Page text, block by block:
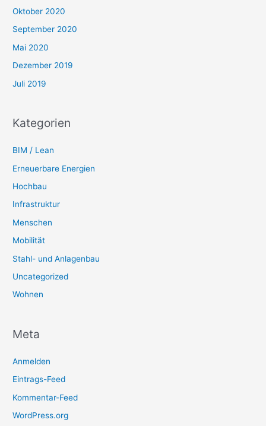
Oktober 2020
September 2020
Mai 2020
Dezember 2019
Juli 2019
Kategorien
BIM / Lean
Erneuerbare Energien
Hochbau
Infrastruktur
Menschen
Mobilität
Stahl- und Anlagenbau
Uncategorized
Wohnen
Meta
Anmelden
Eintrags-Feed
Kommentar-Feed
WordPress.org